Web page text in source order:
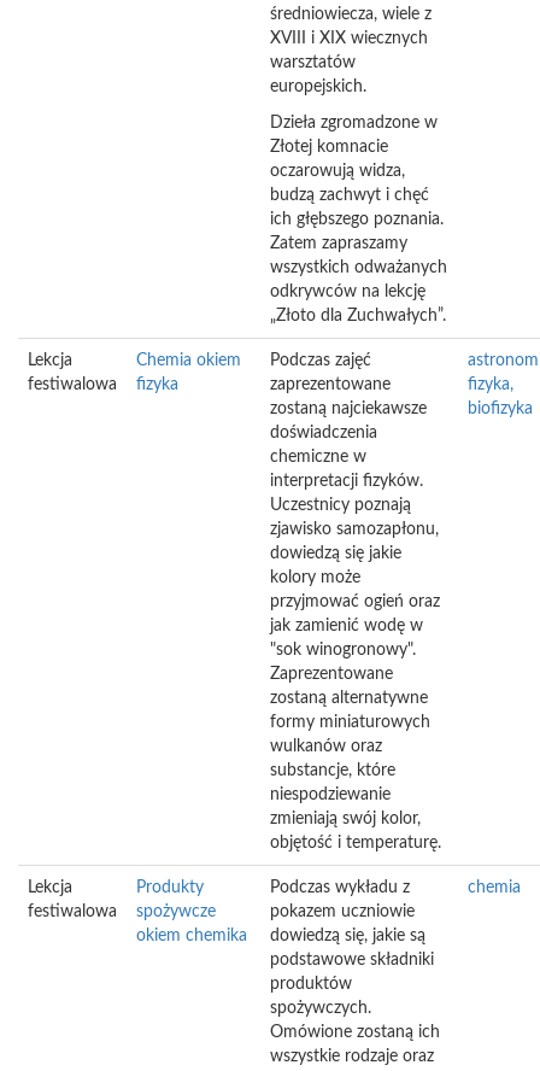
średniowiecza, wiele z
XVIII i XIX wiecznych
warsztatów
europejskich.
Dzieła zgromadzone w
Złotej komnacie
oczarowują widza,
budzą zachwyt i chęć
ich głębszego poznania.
Zatem zapraszamy
wszystkich odważanych
odkrywców na lekcję
„Złoto dla Zuchwałych”.
Lekcja
festiwalowa
Chemia okiem
fizyka
Podczas zajęć
zaprezentowane
zostaną najciekawsze
doświadczenia
chemiczne w
interpretacji fizyków.
Uczestnicy poznają
zjawisko samozapłonu,
dowiedzą się jakie
kolory może
przyjmować ogień oraz
jak zamienić wodę w
"sok winogronowy".
Zaprezentowane
zostaną alternatywne
formy miniaturowych
wulkanów oraz
substancje, które
niespodziewanie
zmieniają swój kolor,
objętość i temperaturę.
fizyka,
biofizyka
Lekcja
festiwalowa
Produkty
spożywcze
okiem chemika
Podczas wykładu z
pokazem uczniowie
dowiedzą się, jakie są
podstawowe składniki
produktów
spożywczych.
Omówione zostaną ich
wszystkie rodzaje oraz
chemia